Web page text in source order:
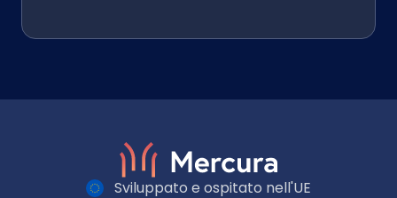
Sviluppato e ospitato nell'UE